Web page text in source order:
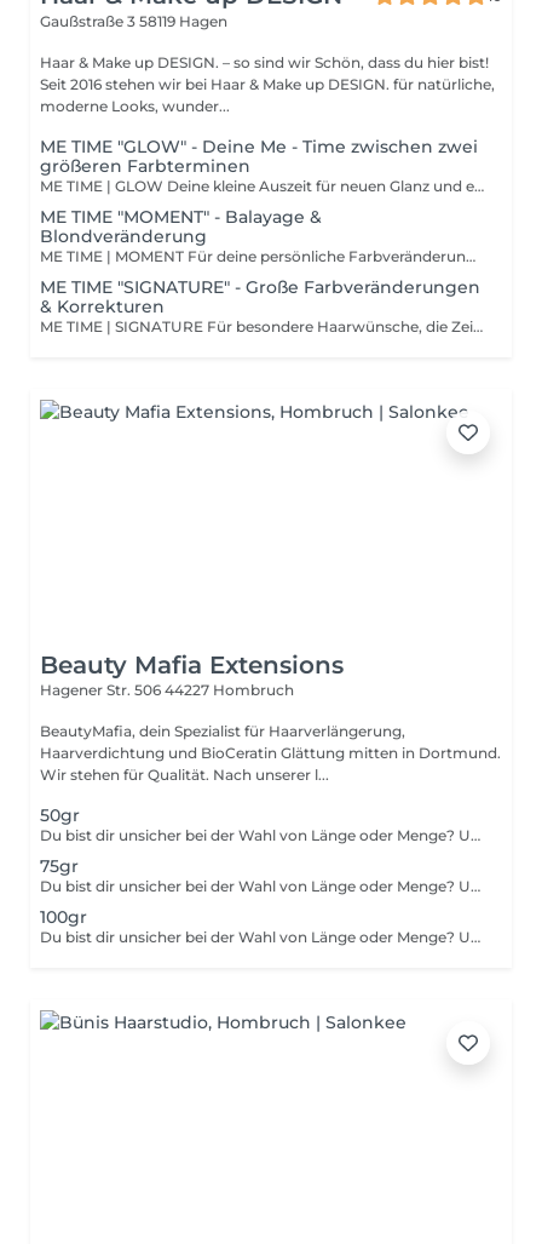
Gaußstraße 3 58119 Hagen
Haar & Make up DESIGN. – so sind wir Schön, dass du hier bist!
Seit 2016 stehen wir bei Haar & Make up DESIGN. für natürliche,
moderne Looks, wunder...
ME TIME "GLOW" - Deine Me - Time zwischen zwei
größeren Farbterminen
ME TIME | GLOW Deine kleine Auszeit für neuen Glanz und ein gepflegtes Haargefühl. Manchmal braucht es keine große Veränderung, sondern einfach einen Moment, in dem dein Haar wieder strahlt. Glow ist ideal zwischen zwei größeren Farbterminen oder immer dann, wenn deine Farbe an Frische verliert und du dir neuen Glanz und ein gepflegtes Haargefühl wünschst. Deine ME TIME beinhaltet: • individuelle Farbveredelung für ein lebendiges, harmonisches Farbergebnis • gezielten Schutz deiner Haarstruktur während der Behandlung • intensive Pflege für geschmeidiges, gepflegtes Haar • professionelles Styling & Finish Zeit für dich: ca. 1,5 Stunden Wichtig: Ein Haarschnitt ist bei Glow nicht enthalten und muss bei Wunsch separat dazugebucht werden.
ME TIME "MOMENT" - Balayage &
Blondveränderung
ME TIME | MOMENT Für deine persönliche Farbveränderung. Du möchtest heller werden, mehr Dimension in deiner Haarfarbe oder einen neuen Look, der deine Persönlichkeit unterstreicht? Dann ist Moment genau das Richtige für dich. Gemeinsam entwickeln wir ein Farbkonzept, das zu dir, deinem Typ und deinem Alltag passt – natürlich, harmonisch und individuell. Deine ME TIME beinhaltet: • persönliche Farbberatung und Entwicklung deines gewünschten Farblooks • individuell abgestimmte Farbtechniken wie Babylights, Strähnen, Balayage oder Blondservice • Farbveredelung für natürliche Übergänge und ein harmonisches Gesamtbild • Schutz und Stärkung deiner Haarstruktur während der Behandlung • intensive Pflege • individuell abgestimmter Haarschnitt • professionelles Styling & Finish • hochwertige K18 Molecular Repair Pflege für Zuhause Zeit für dich: ca. 3,5 Stunden
ME TIME "SIGNATURE" - Große Farbveränderungen
& Korrekturen
ME TIME | SIGNATURE Für besondere Haarwünsche, die Zeit, Erfahrung und ein individuelles Konzept verdienen. Manche Veränderungen brauchen mehr als einen Standardtermin. Wenn dein Haar eine aufwendigere Veränderung, mehrere Arbeitsschritte oder eine besondere Ausgangssituation mitbringt, nehmen wir uns die Zeit, die dein Haar verdient. Deine ME TIME beinhaltet: • ausführliche Beratung und Entwicklung deines persönlichen Farbziels • individuelle Analyse deiner Haarstruktur und Ausgangssituation • maßgeschneidertes Farbkonzept • anspruchsvolle Farbtechniken und individuelle Lösungen • hochwertige Farbveredelung für ein harmonisches Endergebnis • intensiven Schutz und gezielte Pflege deiner Haarstruktur • individuell abgestimmten Haarschnitt • professionelles Styling & Finish • hochwertige K18 Molecular Repair Pflege für Zuhause Zeit für dich: ca. 4,5 Stunden Weil außergewöhnliche Ergebnisse Zeit brauchen – und das gute Gefühl, in den richtigen Händen zu sein.
Beauty Mafia Extensions
Hagener Str. 506 44227 Hombruch
BeautyMafia, dein Spezialist für Haarverlängerung,
Haarverdichtung und BioCeratin Glättung mitten in Dortmund.
Wir stehen für Qualität. Nach unserer l...
50gr
Du bist dir unsicher bei der Wahl von Länge oder Menge? Um ein makelloses und natürliches Ergebnis zu garantieren, ist die richtige Abstimmung entscheidend. Buche dir im Zweifelsfall einfach vorab dein persönliches Beratungsgespräch wir finden gemeinsam heraus, was dein Haar zum Strahlen bringt.
75gr
Du bist dir unsicher bei der Wahl von Länge oder Menge? Um ein makelloses und natürliches Ergebnis zu garantieren, ist die richtige Abstimmung entscheidend. Buche dir im Zweifelsfall einfach vorab dein persönliches Beratungsgespräch wir finden gemeinsam heraus, was dein Haar zum Strahlen bringt.
100gr
Du bist dir unsicher bei der Wahl von Länge oder Menge? Um ein makelloses und natürliches Ergebnis zu garantieren, ist die richtige Abstimmung entscheidend. Buche dir im Zweifelsfall einfach vorab dein persönliches Beratungsgespräch wir finden gemeinsam heraus, was dein Haar zum Strahlen bringt.